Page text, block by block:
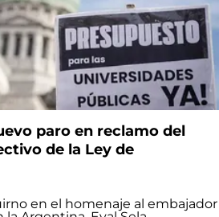
paro en reclamo del
de la Ley de